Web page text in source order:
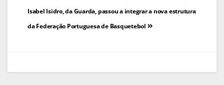
Navegação
de
Isabel Isidro, da Guarda, passou a integrar a nova estrutura
da Federação Portuguesa de Basquetebol